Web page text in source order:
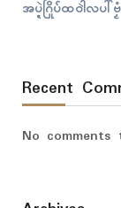
အပ္ဍဲဂြိုပ်ထဝါဲလ
Recent
No comments